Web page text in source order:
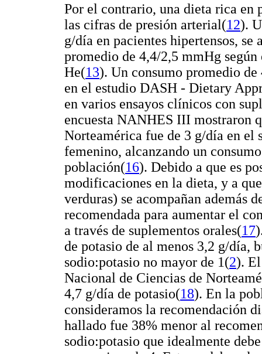
Por el contrario, una dieta rica en
las cifras de presión arterial(12).
g/día en pacientes hipertensos,
promedio de 4,4/2,5 mmHg
He(13). Un consumo promedio
en el estudio DASH - Dietary
en varios ensayos clínicos con
encuesta NANHES III mostraron
Norteamérica fue de 3 g/día en el
femenino, alcanzando un
población(16). Debido a que es
modificaciones en la dieta, y a
verduras) se acompañan además
recomendada para aumentar el
a través de suplementos orales(17
de potasio de al menos 3,2 g/día,
sodio:potasio no mayor de 1(2).
Nacional de Ciencias de
4,7 g/día de potasio(18). En la
consideramos la recomendación
hallado fue 38% menor al
sodio:potasio que idealmente